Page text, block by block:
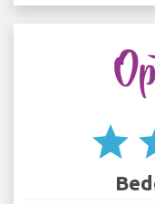
star